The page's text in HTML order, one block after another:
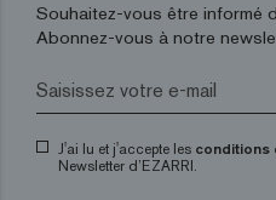
Souhaitez-vous être informé
Abonnez-vous à notre
J'ai lu et j'accepte les conditions
Newsletter d’EZARRI.